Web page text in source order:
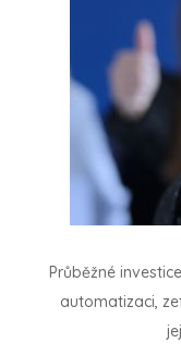
Průběžné
automatizaci,